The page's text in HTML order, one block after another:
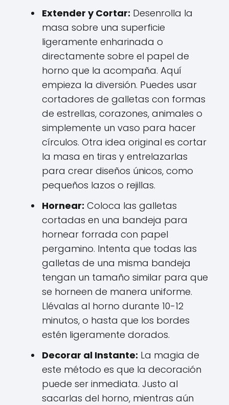
Extender y Cortar: Desenrolla la
masa sobre una superficie
ligeramente enharinada o
directamente sobre el papel de
horno que la acompaña. Aquí
empieza la diversión. Puedes usar
cortadores de galletas con formas
de estrellas, corazones, animales o
simplemente un vaso para hacer
círculos. Otra idea original es cortar
la masa en tiras y entrelazarlas
para crear diseños únicos, como
pequeños lazos o rejillas.
Hornear: Coloca las galletas
cortadas en una bandeja para
hornear forrada con papel
pergamino. Intenta que todas las
galletas de una misma bandeja
tengan un tamaño similar para que
se horneen de manera uniforme.
Llévalas al horno durante 10-12
minutos, o hasta que los bordes
estén ligeramente dorados.
Decorar al Instante: La magia de
este método es que la decoración
puede ser inmediata. Justo al
sacarlas del horno, mientras aún